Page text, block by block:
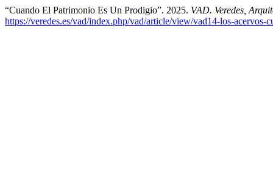
“Cuando El Patrimonio Es Un Prodigio”. 2025. VAD. Veredes,
https://veredes.es/vad/index.php/vad/article/view/vad14-los-acervos-